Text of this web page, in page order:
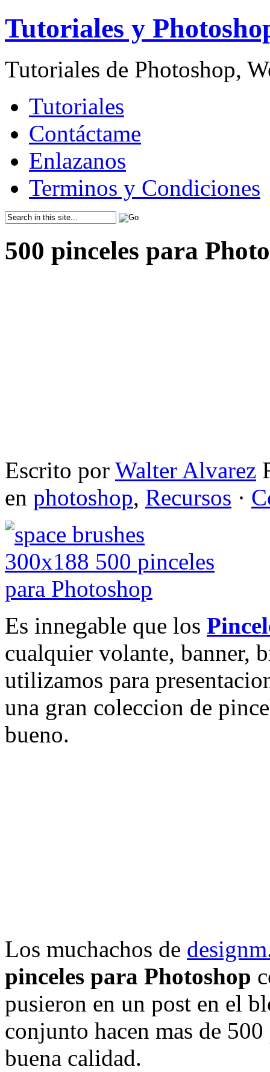
Tutoriales y
Tutoriales de Photoshop,
Tutoriales
Contáctame
Enlazanos
Terminos y Condiciones
500 pinceles para
Escrito por Walter Alvarez
en photoshop, Recursos ·
Es innegable que los
cualquier volante, banner,
utilizamos para
una gran coleccion de
bueno.
Los muchachos de
pinceles para Photoshop
pusieron en un post en el
conjunto hacen mas de
buena calidad.